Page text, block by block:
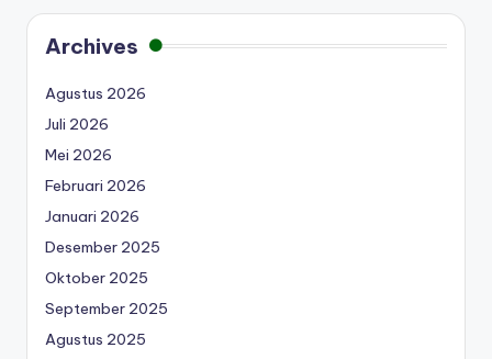
Archives
Agustus 2026
Juli 2026
Mei 2026
Februari 2026
Januari 2026
Desember 2025
Oktober 2025
September 2025
Agustus 2025